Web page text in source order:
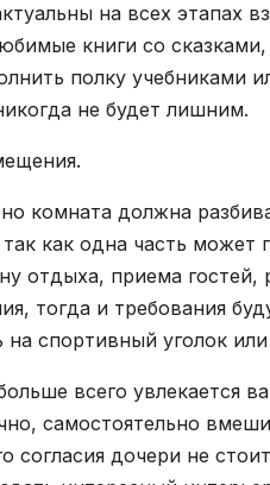
на всех этапах
книги со
полку учебниками
не будет лишним.
комната должна
как одна часть
отдыха, приема
тогда и требования
на спортивный уголок
всего увлекается
самостоятельно
согласия дочери не